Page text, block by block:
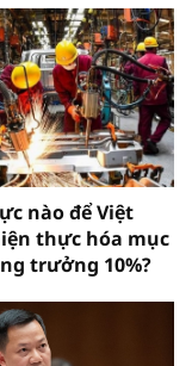
nào để Việt
thực hóa mục
trưởng 10%?